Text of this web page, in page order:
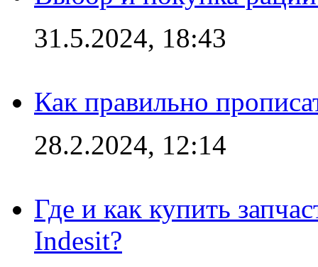
31.5.2024, 18:43
Как правильно
28.2.2024, 12:14
Где и как купить
Indesit?